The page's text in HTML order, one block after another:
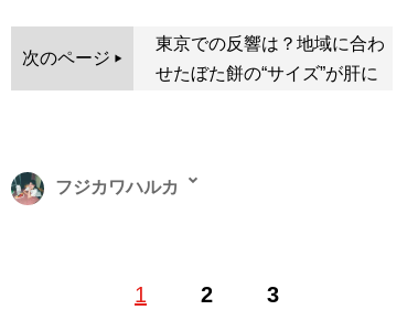
次のページ
東京での反響は？地域に合わ
せたぼた餅の“サイズ”が肝に
1 2 3
フジカワハルカ
学部卒。趣味で不定期で活動するぜんざい屋を営んでい